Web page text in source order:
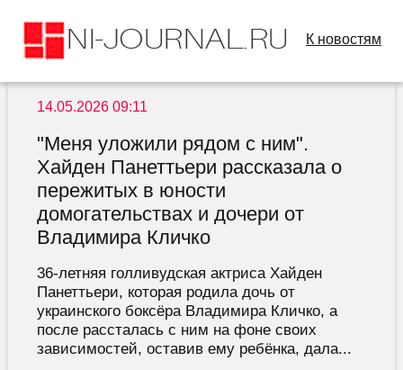
К новостям
14.05.2026 09:11
"Меня уложили рядом с ним".
Хайден Панеттьери рассказала о
пережитых в юности
домогательствах и дочери от
Владимира Кличко
36-летняя голливудская актриса Хайден
Панеттьери, которая родила дочь от
украинского боксёра Владимира Кличко, а
после рассталась с ним на фоне своих
зависимостей, оставив ему ребёнка, дала...